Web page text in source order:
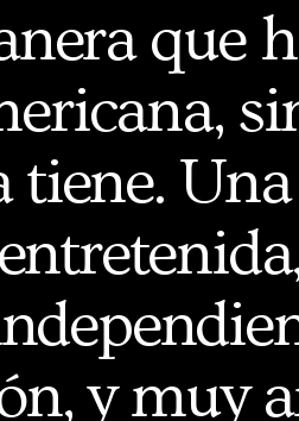
que
Una
y muy